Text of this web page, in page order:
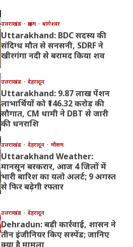
उत्तराखंड क्राइम बागेश्वर
Uttarakhand: BDC सदस्य की
संदिग्ध मौत से सनसनी, SDRF ने
खीरगंगा नदी से बरामद किया शव
उत्तराखंड देहरादून
Uttarakhand: 9.87 लाख पेंशन
लाभार्थियों को ₹146.32 करोड़ की
सौगात, CM धामी ने DBT से जारी
की धनराशि
उत्तराखंड देहरादून मौसम
Uttarakhand Weather:
मानसून बरकरार, आज 4 जिलों में
भारी बारिश का यलो अलर्ट; 9 अगस्त
से फिर बढ़ेगी रफ्तार
उत्तराखंड देहरादून
Dehradun: बड़ी कार्रवाई, शासन ने
तीन इंजीनियर किए सस्पेंड; जानिए
क्या है मामला